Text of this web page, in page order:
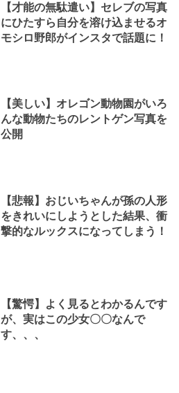
【才能の無駄遣い】セレブの写真
にひたすら自分を溶け込ませるオ
モシロ野郎がインスタで話題に！
【美しい】オレゴン動物園がいろ
んな動物たちのレントゲン写真を
公開
【悲報】おじいちゃんが孫の人形
をきれいにしようとした結果、衝
撃的なルックスになってしまう！
【驚愕】よく見るとわかるんです
が、実はこの少女〇〇なんで
す、、、